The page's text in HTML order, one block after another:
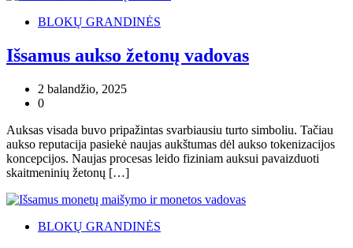
BLOKŲ GRANDINĖS
Išsamus aukso žetonų vadovas
2 balandžio, 2025
0
Auksas visada buvo pripažintas svarbiausiu turto simboliu. Tačiau
aukso reputacija pasiekė naujas aukštumas dėl aukso tokenizacijos
koncepcijos. Naujas procesas leido fiziniam auksui pavaizduoti
skaitmeninių žetonų […]
BLOKŲ GRANDINĖS